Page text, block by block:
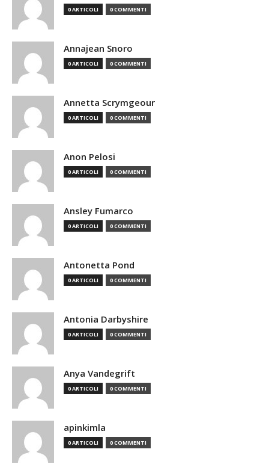
0 ARTICOLI 0 COMMENTI
Annajean Snoro
0 ARTICOLI 0 COMMENTI
Annetta Scrymgeour
0 ARTICOLI 0 COMMENTI
Anon Pelosi
0 ARTICOLI 0 COMMENTI
Ansley Fumarco
0 ARTICOLI 0 COMMENTI
Antonetta Pond
0 ARTICOLI 0 COMMENTI
Antonia Darbyshire
0 ARTICOLI 0 COMMENTI
Anya Vandegrift
0 ARTICOLI 0 COMMENTI
apinkimla
0 ARTICOLI 0 COMMENTI